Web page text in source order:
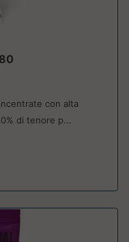
con alta
di tenore p...